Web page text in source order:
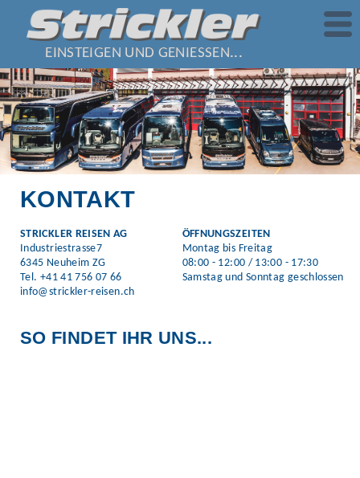
EINSTEIGEN UND GENIESSEN...
KONTAKT
STRICKLER REISEN AG
Industriestrasse7
6345 Neuheim ZG
Tel. +41 41 756 07 66
info@strickler-reisen.ch
ÖFFNUNGSZEITEN
Montag bis Freitag
08:00 - 12:00 / 13:00 - 17:30
Samstag und Sonntag geschlossen
SO FINDET IHR UNS...